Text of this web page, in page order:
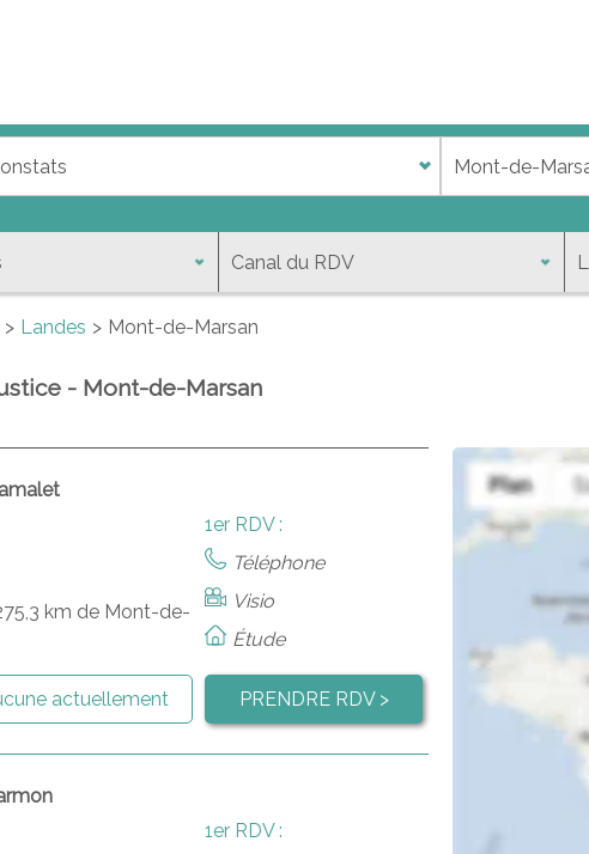
Landes Mont-de-Marsan
- Mont-de-Marsan
km de Mont-de-
1er RDV :
Téléphone
Visio
Étude
actuellement PRENDRE RDV >
1er RDV :